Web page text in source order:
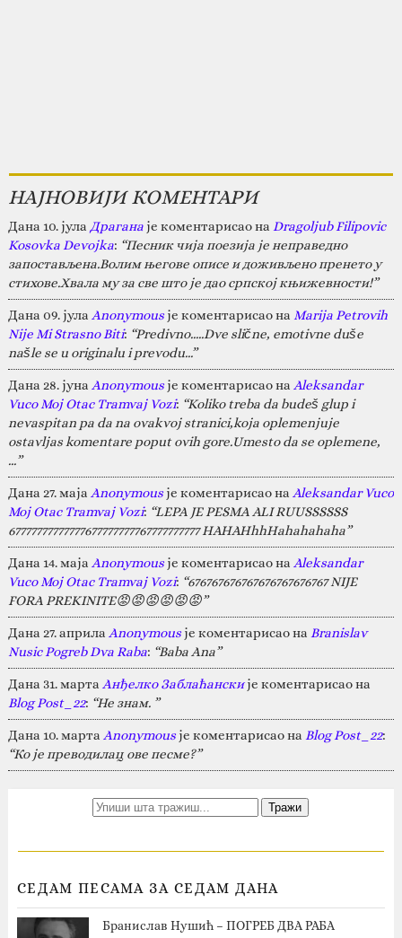
НАЈНОВИЈИ КОМЕНТАРИ
Дана 10. јула Драганаје коментарисао на Dragoljub Filipovic
Kosovka Devojka: “Песник чија поезија је неправедно
запостављена.Волим његове описе и доживљено пренето у
стихове.Хвала му за све што је дао српској књижевности!”
Дана 09. јула Anonymousје коментарисао на Marija Petrovih
Nije Mi Strasno Biti: “Predivno.....Dve slične, emotivne duše
našle se u originalu i prevodu...”
Дана 28. јуна Anonymousје коментарисао на Aleksandar
Vuco Moj Otac Tramvaj Vozi: “Koliko treba da budeš glup i
nevaspitan pa da na ovakvoj stranici,koja oplemenjuje
ostavljas komentare poput ovih gore.Umesto da se oplemene,
…”
Дана 27. маја Anonymousје коментарисао на Aleksandar Vuco
Moj Otac Tramvaj Vozi: “LEPA JE PESMA ALI RUUSSSSSS
67777777777777677777777767777777777 HAHAHhhHahahahaha”
Дана 14. маја Anonymousје коментарисао на Aleksandar
Vuco Moj Otac Tramvaj Vozi: “676767676767676767676767 NIJE
FORA PREKINITE😡😡😡😡😡😡”
Дана 27. априла Anonymousје коментарисао на Branislav
Nusic Pogreb Dva Raba: “Baba Ana”
Дана 31. марта Анђелко Заблаћанскије коментарисао на
Blog Post_22: “Не знам. ”
Дана 10. марта Anonymousје коментарисао на Blog Post_22:
“Ко је преводилац ове песме?”
СЕДАМ ПЕСАМА ЗА СЕДАМ ДАНА
Бранислав Нушић – ПОГРЕБ ДВА РАБА